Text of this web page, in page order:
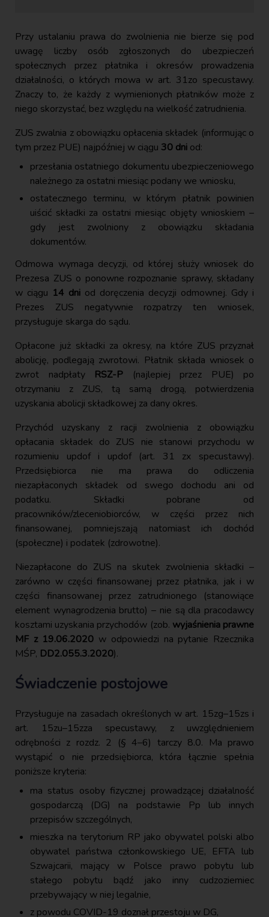
Przy ustalaniu prawa do zwolnienia nie bierze się pod
uwagę liczby osób zgłoszonych do ubezpieczeń
społecznych przez płatnika i okresów prowadzenia
działalności, o których mowa w art. 31zo specustawy.
Znaczy to, że każdy z wymienionych płatników może z
niego skorzystać, bez względu na wielkość zatrudnienia.
ZUS zwalnia z obowiązku opłacenia składek (informując o
tym przez PUE) najpóźniej w ciągu 30 dni od:
przesłania ostatniego dokumentu ubezpieczeniowego
należnego za ostatni miesiąc podany we wniosku,
ostatecznego terminu, w którym płatnik powinien
uiścić składki za ostatni miesiąc objęty wnioskiem –
gdy jest zwolniony z obowiązku składania
dokumentów.
Odmowa wymaga decyzji, od której służy wniosek do
Prezesa ZUS o ponowne rozpoznanie sprawy, składany
w ciągu 14 dni od doręczenia decyzji odmownej. Gdy i
Prezes ZUS negatywnie rozpatrzy ten wniosek,
przysługuje skarga do sądu.
Opłacone już składki za okresy, na które ZUS przyznał
abolicję, podlegają zwrotowi. Płatnik składa wniosek o
zwrot nadpłaty RSZ-P (najlepiej przez PUE) po
otrzymaniu z ZUS, tą samą drogą, potwierdzenia
uzyskania abolicji składkowej za dany okres.
Przychód uzyskany z racji zwolnienia z obowiązku
opłacania składek do ZUS nie stanowi przychodu w
rozumieniu updof i updof (art. 31 zx specustawy).
Przedsiębiorca nie ma prawa do odliczenia
niezapłaconych składek od swego dochodu ani od
podatku. Składki pobrane od
pracowników/zleceniobiorców, w części przez nich
finansowanej, pomniejszają natomiast ich dochód
(społeczne) i podatek (zdrowotne).
Niezapłacone do ZUS na skutek zwolnienia składki –
zarówno w części finansowanej przez płatnika, jak i w
części finansowanej przez zatrudnionego (stanowiące
element wynagrodzenia brutto) – nie są dla pracodawcy
kosztami uzyskania przychodów (zob. wyjaśnienia prawne
MF z 19.06.2020 w odpowiedzi na pytanie Rzecznika
MŚP, DD2.055.3.2020).
Świadczenie postojowe
Przysługuje na zasadach określonych w art. 15zg–15zs i
art. 15zu–15zza specustawy, z uwzględnieniem
odrębności z rozdz. 2 (§ 4–6) tarczy 8.0. Ma prawo
wystąpić o nie przedsiębiorca, która łącznie spełnia
poniższe kryteria:
ma status osoby fizycznej prowadzącej działalność
gospodarczą (DG) na podstawie Pp lub innych
przepisów szczególnych,
mieszka na terytorium RP jako obywatel polski albo
obywatel państwa członkowskiego UE, EFTA lub
Szwajcarii, mający w Polsce prawo pobytu lub
stałego pobytu bądź jako inny cudzoziemiec
przebywający w niej legalnie,
z powodu COVID-19 doznał przestoju w DG,